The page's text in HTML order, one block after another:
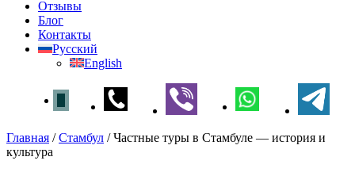
Отзывы
Блог
Контакты
Русский
English
Главная /Стамбул /Частные туры в Стамбуле — история и
культура